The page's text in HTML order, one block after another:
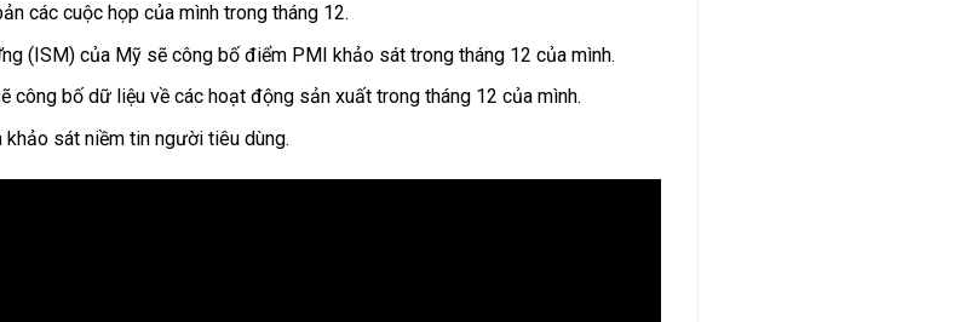
các cuộc họp của mình trong tháng 12.
(ISM) của Mỹ sẽ công bố điểm PMI khảo sát trong tháng 12 của mình.
công bố dữ liệu về các hoạt động sản xuất trong tháng 12 của mình.
sát niềm tin người tiêu dùng.